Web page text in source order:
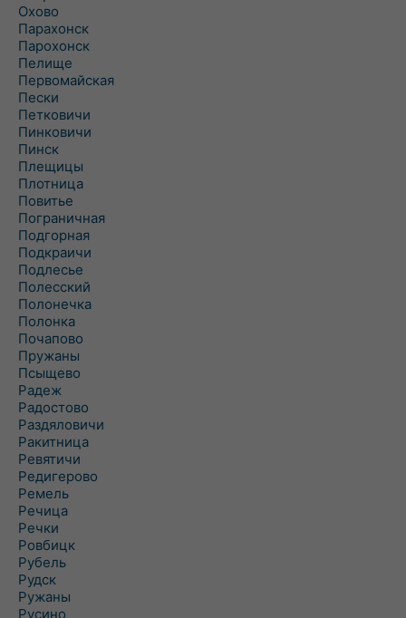
Охово
Парахонск
Парохонск
Пелище
Первомайская
Пески
Петковичи
Пинковичи
Пинск
Плещицы
Плотница
Повитье
Пограничная
Подгорная
Подкраичи
Подлесье
Полесский
Полонечка
Полонка
Почапово
Пружаны
Псыщево
Радеж
Радостово
Раздяловичи
Ракитница
Ревятичи
Редигерово
Ремель
Речица
Речки
Ровбицк
Рубель
Рудск
Ружаны
Русино